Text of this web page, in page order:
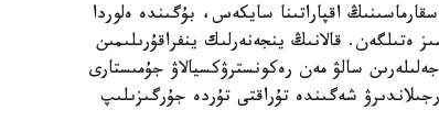
اقپاراتىنا سايكەس، بۇگىندە ەلوردا
اۋىزسۋمەن 100 پايىز قامتاماسىز ەتىلگەن. قالانىڭ ينجەنەرلىك ينفراقۇرىلىمىن
سالۋ مەن رەكونسترۋكسيالاۋ جۇمىستارى
شەگىندە تۇراقتى تۇردە جۇرگىزىلىپ